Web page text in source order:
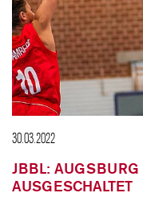
30.03.2022
JBBL:
AUSGESCHALTET